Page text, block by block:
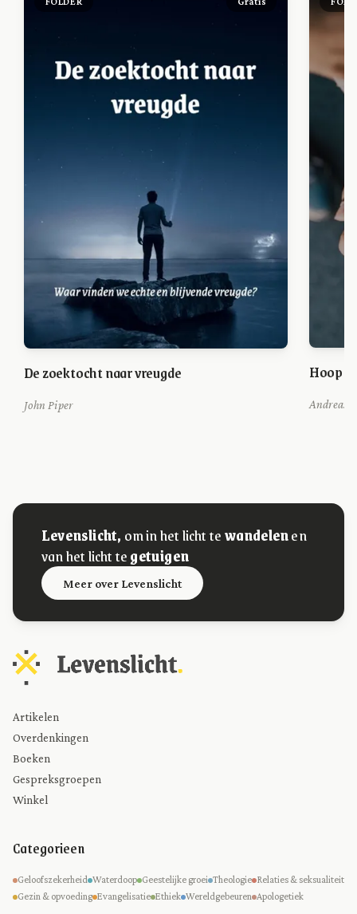
De zoektocht naar vreugde
John Piper
Hoop
Andreas
Levenslicht, om in het licht tewandelenen
van het licht tegetuigen
Meer over Levenslicht
Artikelen
Overdenkingen
Boeken
Gespreksgroepen
Winkel
Categorieen
Geloofszekerheid Waterdoop Geestelijke groei Theologie Relaties & seksualiteit
Gezin & opvoeding Evangelisatie Ethiek Wereldgebeuren Apologetiek